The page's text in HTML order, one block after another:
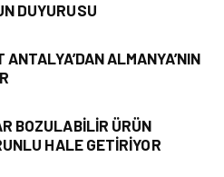
DUYURUSU
ALMANYA’NIN
BOZULABILIR ÜRÜN
HALE GETIRIYOR